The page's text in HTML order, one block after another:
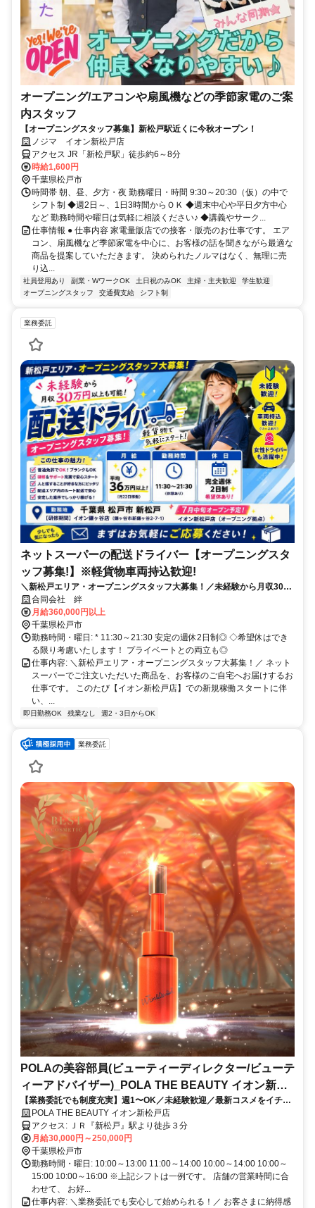
オープニング/エアコンや扇風機などの季節家電のご案
内スタッフ
【オープニングスタッフ募集】新松戸駅近くに今秋オープン！
ノジマ イオン新松戸店
アクセス JR「新松戸駅」徒歩約6～8分
時給1,600円
千葉県松戸市
時間帯 朝、昼、夕方・夜 勤務曜日・時間 9:30～20:30（仮）の中で
シフト制 ◆週2日～、1日3時間からＯＫ ◆週末中心や平日夕方中心
など 勤務時間や曜日は気軽に相談ください♪ ◆講義やサーク...
仕事情報 ● 仕事内容 家電量販店での接客・販売のお仕事です。 エア
コン、扇風機など季節家電を中心に、お客様の話を聞きながら最適な
商品を提案していただきます。 決められたノルマはなく、無理に売
り込...
社員登用あり 副業・WワークOK 土日祝のみOK 主婦・主夫歓迎
学生歓迎
オープニングスタッフ
交通費支給 シフト制
業務委託
ネットスーパーの配送ドライバー【オープニングスタ
ッフ募集!】※軽貨物車両持込歓迎!
＼新松戸エリア・オープニングスタッフ大募集！／未経験から月収30万
円以上も可能！ 安定した仕事でプライベートも充実できます✨
合同会社 絆
月給360,000円以上
千葉県松戸市
勤務時間・曜日: * 11:30～21:30 安定の週休2日制◎ ◇希望休はでき
る限り考慮いたします！ プライベートとの両立も◎
仕事内容: ＼新松戸エリア・オープニングスタッフ大募集！／ ネット
スーパーでご注文いただいた商品を、お客様のご自宅へお届けするお
仕事です。 このたび【イオン新松戸店】での新規稼働スタートに伴
い、...
即日勤務OK 残業なし 週2・3日からOK
業務委託
POLAの美容部員(ビューティーディレクター/ビューテ
ィーアドバイザー)_POLA THE BEAUTY イオン新松
戸店
【業務委託でも制度充実】週1〜OK／未経験歓迎／最新コスメをイチ早
くお試し♪お客様も自分もキレイに／Wワーク・副業
POLA THE BEAUTY イオン新松戸店
アクセス: ＪＲ『新松戸』駅より徒歩３分
月給30,000円～250,000円
千葉県松戸市
勤務時間・曜日: 10:00～13:00 11:00～14:00 10:00～14:00 10:00～
15:00 10:00～16:00 ※上記シフトは一例です。 店舗の営業時間に合
わせて、 お好...
仕事内容: ＼業務委託でも安心して始められる！／ お客さまに納得感